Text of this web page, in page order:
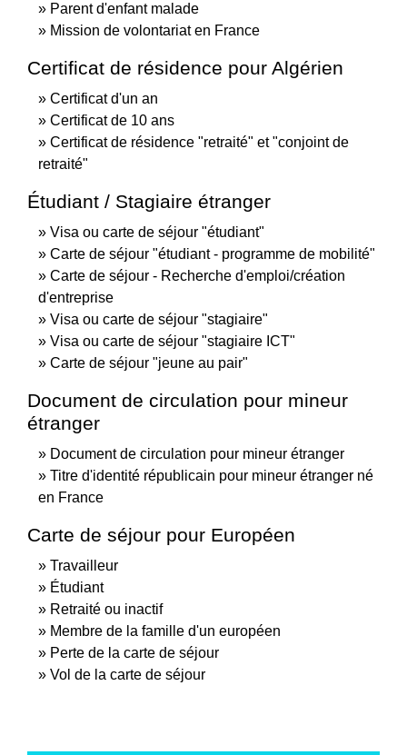
Parent d'enfant malade
Mission de volontariat en France
Certificat de résidence pour Algérien
Certificat d'un an
Certificat de 10 ans
Certificat de résidence "retraité" et "conjoint de
retraité"
Étudiant / Stagiaire étranger
Visa ou carte de séjour "étudiant"
Carte de séjour "étudiant - programme de mobilité"
Carte de séjour - Recherche d'emploi/création
d'entreprise
Visa ou carte de séjour "stagiaire"
Visa ou carte de séjour "stagiaire ICT"
Carte de séjour "jeune au pair"
Document de circulation pour mineur
étranger
Document de circulation pour mineur étranger
Titre d'identité républicain pour mineur étranger né
en France
Carte de séjour pour Européen
Travailleur
Étudiant
Retraité ou inactif
Membre de la famille d'un européen
Perte de la carte de séjour
Vol de la carte de séjour